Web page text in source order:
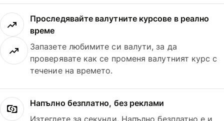
Проследявайте валутните курсове в реално
време
Запазете любимите си валути, за да
проверявате как се променя валутният курс с
течение на времето.
Напълно безплатно, без реклами